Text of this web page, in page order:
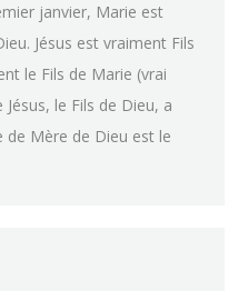
janvier, Marie est
Jésus est vraiment Fils
le Fils de Marie (vrai
le Fils de Dieu, a
de Mère de Dieu est le